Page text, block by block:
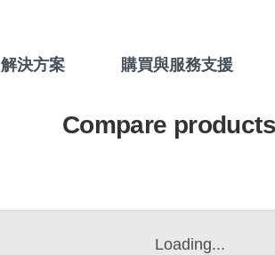
解決方案 購買與服務支援
Compare
Loading...